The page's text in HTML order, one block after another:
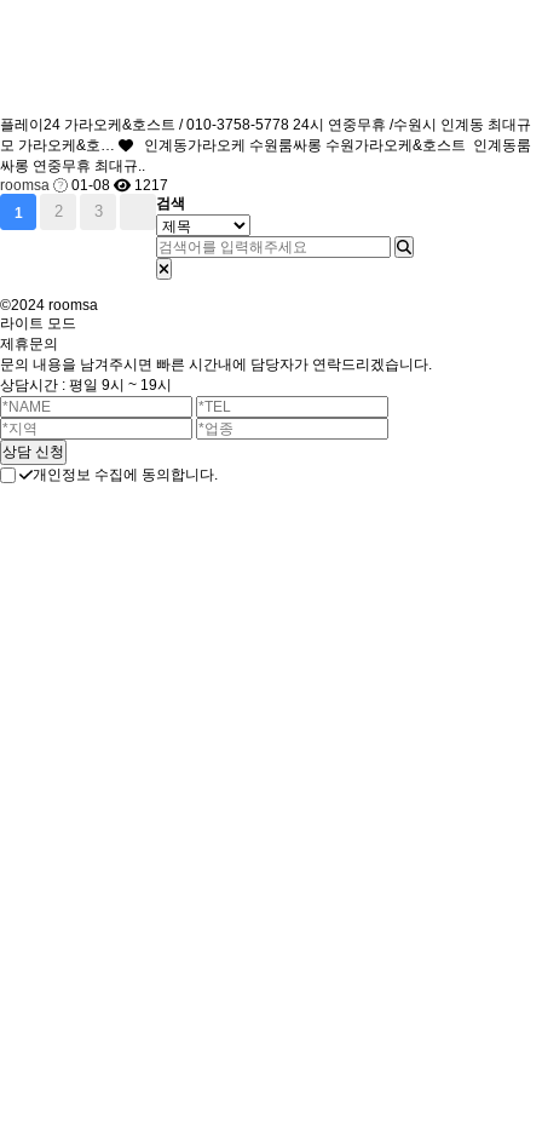
플레이24 가라오케&호스트 / 010-3758-5778 24시 연중무휴 /수원시 인계동 최대규
모 가라오케&호…
인계동가라오케 수원룸싸롱 수원가라오케&호스트 인계동룸
싸롱 연중무휴 최대규..
roomsa
01-08
1217
1
2 3 검색
©2024 roomsa
라이트 모드
제휴문의
문의 내용을 남겨주시면 빠른 시간내에 담당자가 연락드리겠습니다.
상담시간 : 평일 9시 ~ 19시
개인정보 수집에 동의합니다.